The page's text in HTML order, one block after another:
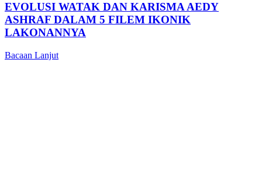
EVOLUSI WATAK DAN KARISMA AEDY
ASHRAF DALAM 5 FILEM IKONIK
LAKONANNYA
Bacaan Lanjut